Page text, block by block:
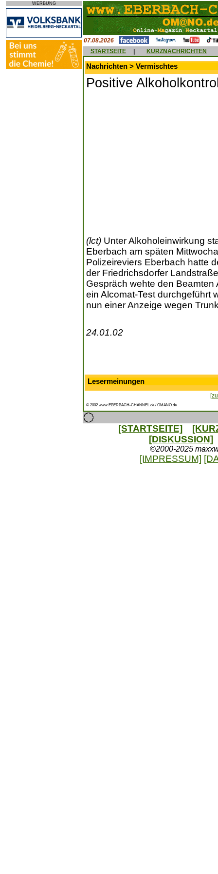
WERBUNG
07.08.2026
STARTSEITE
KURZNACHRICHTEN
Nachrichten > Vermischtes
Positive
(lct) Unter Alkoholeinwirkung
Eberbach am späten
Polizeireviers Eberbach hatte
der Friedrichsdorfer
Gespräch wehte den
ein Alcomat-Test durchgeführt
nun einer Anzeige wegen
24.01.02
Lesermeinungen
© 2002 www.EBERBACH-CHANNEL.de / OMANO.de
[STARTSEITE]
[DISKUSSION]
©2000-2025
[IMPRESSUM]